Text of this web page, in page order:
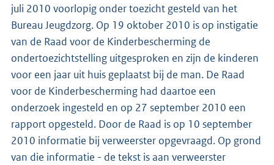
juli 2010 voorlopig onder toezicht gesteld van het
Bureau Jeugdzorg. Op 19 oktober 2010 is op instigatie
van de Raad voor de Kinderbescherming de
ondertoezichtstelling uitgesproken en zijn de kinderen
voor een jaar uit huis geplaatst bij de man. De Raad
voor de Kinderbescherming had daartoe een
onderzoek ingesteld en op 27 september 2010 een
rapport opgesteld. Door de Raad is op 10 september
2010 informatie bij verweerster opgevraagd. Op grond
van die informatie - de tekst is aan verweerster